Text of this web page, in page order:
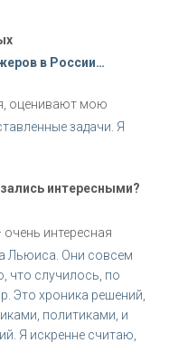
в России…
оценивают мою
задачи. Я
интересными?
интересная
Льюиса. Они совсем
что случилось, по
Это хроника решений,
политиками, и
Я искренне считаю,